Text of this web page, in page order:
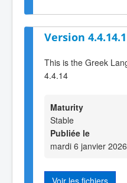
Version 4.4.14.1
This is the Greek
4.4.14
Maturity
Stable
Publiée le
mardi 6 janvier
Voir les fichiers